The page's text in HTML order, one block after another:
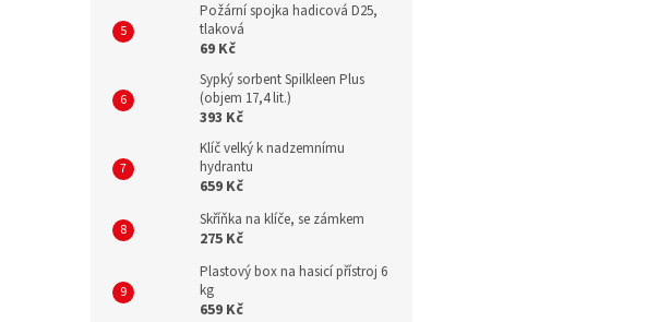
Požární spojka hadicová D25,
tlaková
69 Kč
Sypký sorbent Spilkleen Plus
(objem 17,4 lit.)
393 Kč
Klíč velký k nadzemnímu
hydrantu
659 Kč
Skříňka na klíče, se zámkem
275 Kč
Plastový box na hasicí přístroj 6
kg
659 Kč